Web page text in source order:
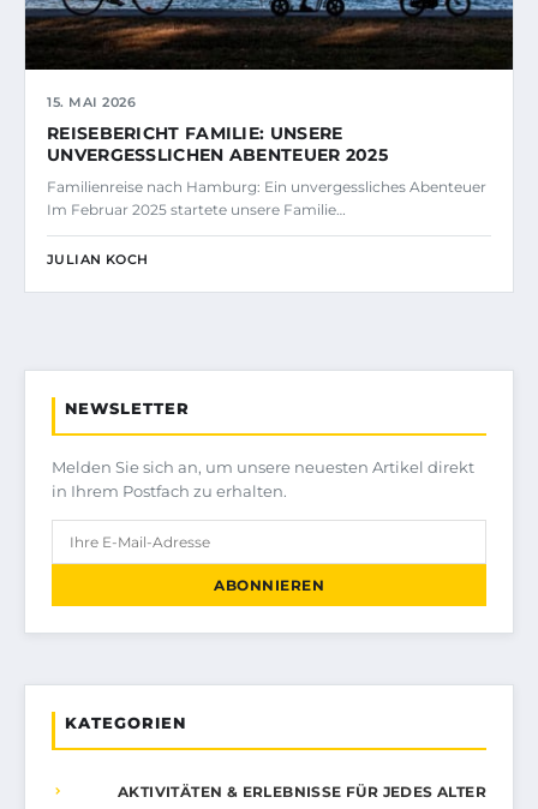
15. MAI 2026
REISEBERICHT FAMILIE: UNSERE
UNVERGESSLICHEN ABENTEUER 2025
Familienreise nach Hamburg: Ein unvergessliches Abenteuer
Im Februar 2025 startete unsere Familie…
JULIAN KOCH
NEWSLETTER
Melden Sie sich an, um unsere neuesten Artikel direkt
in Ihrem Postfach zu erhalten.
ABONNIEREN
KATEGORIEN
AKTIVITÄTEN & ERLEBNISSE FÜR JEDES ALTER